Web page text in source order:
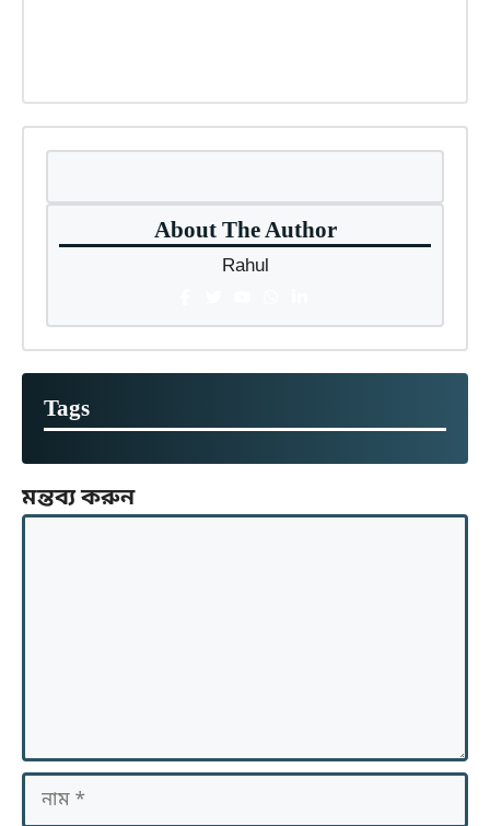
About The Author
Rahul
Tags
মন্তব্য করুন
মন্তব্য
নাম